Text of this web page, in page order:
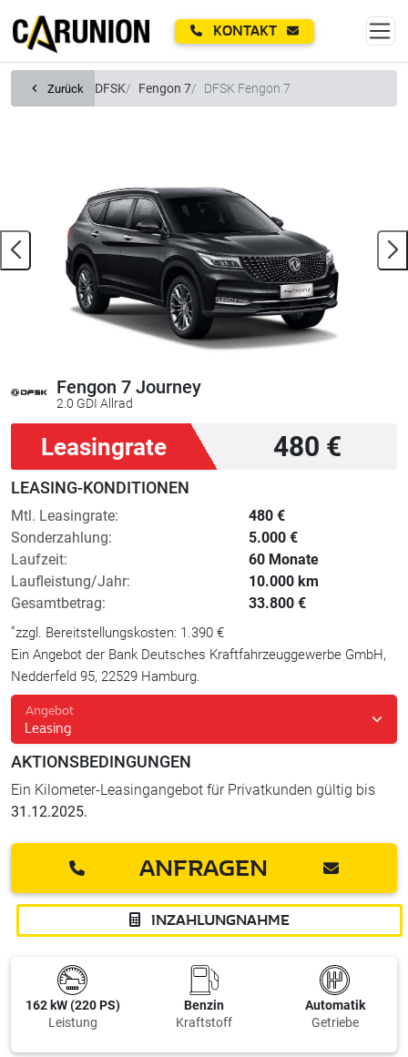
KONTAKT
Zurück DFSK Fengon 7 DFSK Fengon 7
Fengon 7 Journey
2.0 GDI Allrad
Leasingrate 480 €
LEASING-KONDITIONEN
Mtl. Leasingrate:
480 €
Sonderzahlung:
5.000 €
Laufzeit:
60 Monate
Laufleistung/Jahr:
10.000 km
Gesamtbetrag:
33.800 €
*zzgl. Bereitstellungskosten: 1.390 €
Ein Angebot der Bank Deutsches Kraftfahrzeuggewerbe GmbH,
Nedderfeld 95, 22529 Hamburg.
Leasing
Angebot
AKTIONSBEDINGUNGEN
Ein Kilometer-Leasingangebot für Privatkunden gültig bis
31.12.2025.
ANFRAGEN
INZAHLUNGNAHME
162 kW (220 PS)
Leistung
Benzin
Kraftstoff
Automatik
Getriebe